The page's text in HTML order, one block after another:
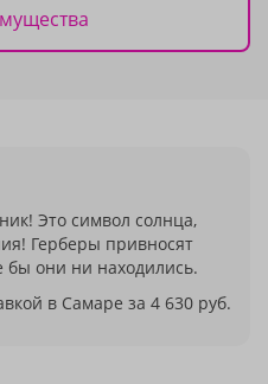
Это символ солнца,
Герберы привносят
бы они ни находились.
в Самаре за 4 630 руб.